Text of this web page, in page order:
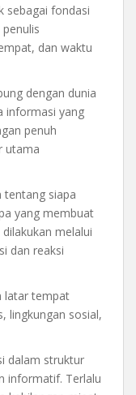
sebagai fondasi
dan waktu
dengan dunia
informasi yang
penuh
utama
tentang siapa
yang membuat
melalui
dan reaksi
latar tempat
lingkungan sosial,
dalam struktur
informatif. Terlalu